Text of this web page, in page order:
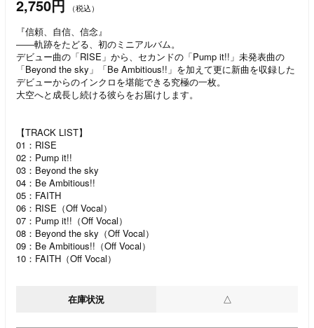
2,750円 （税込）
『信頼、自信、信念』
――軌跡をたどる、初のミニアルバム。
デビュー曲の「RISE」から、セカンドの「Pump it!!」未発表曲の
「Beyond the sky」「Be Ambitious!!」を加えて更に新曲を収録した
デビューからのインクロを堪能できる究極の一枚。
大空へと成長し続ける彼らをお届けします。
【TRACK LIST】
01：RISE
02：Pump it!!
03：Beyond the sky
04：Be Ambitious!!
05：FAITH
06：RISE（Off Vocal）
07：Pump it!!（Off Vocal）
08：Beyond the sky（Off Vocal）
09：Be Ambitious!!（Off Vocal）
10：FAITH（Off Vocal）
在庫状況 △